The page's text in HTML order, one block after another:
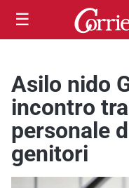
☰
Asilo nido
incontro
personale
genitori